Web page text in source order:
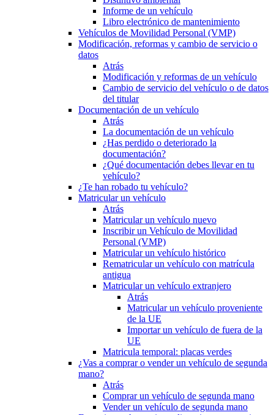
Informe de un vehículo
Libro electrónico de mantenimiento
Vehículos de Movilidad Personal (VMP)
Modificación, reformas y cambio de servicio o
datos
Atrás
Modificación y reformas de un vehículo
Cambio de servicio del vehículo o de datos
del titular
Documentación de un vehículo
Atrás
La documentación de un vehículo
¿Has perdido o deteriorado la
documentación?
¿Qué documentación debes llevar en tu
vehículo?
¿Te han robado tu vehículo?
Matricular un vehículo
Atrás
Matricular un vehículo nuevo
Inscribir un Vehículo de Movilidad
Personal (VMP)
Matricular un vehículo histórico
Rematricular un vehículo con matrícula
antigua
Matricular un vehículo extranjero
Atrás
Matricular un vehículo proveniente
de la UE
Importar un vehículo de fuera de la
UE
Matricula temporal: placas verdes
¿Vas a comprar o vender un vehículo de segunda
mano?
Atrás
Comprar un vehículo de segunda mano
Vender un vehículo de segunda mano